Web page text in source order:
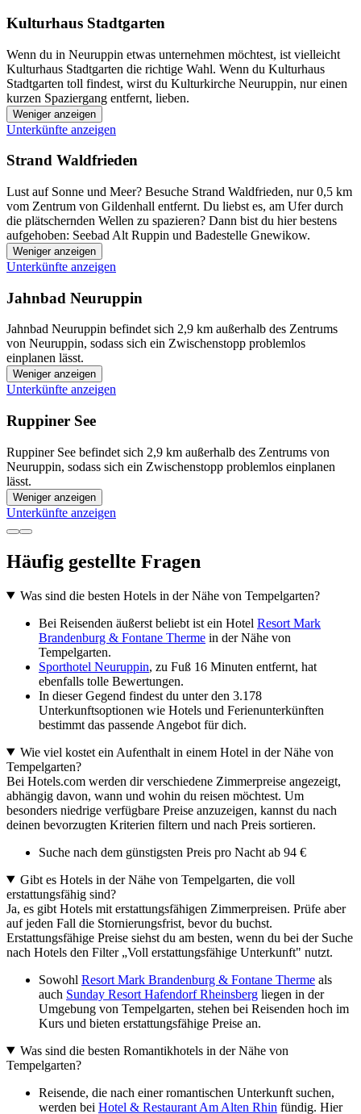
Kulturhaus Stadtgarten
Wenn du in Neuruppin etwas unternehmen möchtest, ist vielleicht
Kulturhaus Stadtgarten die richtige Wahl. Wenn du Kulturhaus
Stadtgarten toll findest, wirst du Kulturkirche Neuruppin, nur einen
kurzen Spaziergang entfernt, lieben.
Weniger anzeigen
Unterkünfte anzeigen
Strand Waldfrieden
Lust auf Sonne und Meer? Besuche Strand Waldfrieden, nur 0,5 km
vom Zentrum von Gildenhall entfernt. Du liebst es, am Ufer durch
die plätschernden Wellen zu spazieren? Dann bist du hier bestens
aufgehoben: Seebad Alt Ruppin und Badestelle Gnewikow.
Weniger anzeigen
Unterkünfte anzeigen
Jahnbad Neuruppin
Jahnbad Neuruppin befindet sich 2,9 km außerhalb des Zentrums
von Neuruppin, sodass sich ein Zwischenstopp problemlos
einplanen lässt.
Weniger anzeigen
Unterkünfte anzeigen
Ruppiner See
Ruppiner See befindet sich 2,9 km außerhalb des Zentrums von
Neuruppin, sodass sich ein Zwischenstopp problemlos einplanen
lässt.
Weniger anzeigen
Unterkünfte anzeigen
Häufig gestellte Fragen
Was sind die besten Hotels in der Nähe von Tempelgarten?
Bei Reisenden äußerst beliebt ist ein Hotel Resort Mark
Brandenburg & Fontane Therme in der Nähe von
Tempelgarten.
Sporthotel Neuruppin, zu Fuß 16 Minuten entfernt, hat
ebenfalls tolle Bewertungen.
In dieser Gegend findest du unter den 3.178
Unterkunftsoptionen wie Hotels und Ferienunterkünften
bestimmt das passende Angebot für dich.
Wie viel kostet ein Aufenthalt in einem Hotel in der Nähe von
Tempelgarten?
Bei Hotels.com werden dir verschiedene Zimmerpreise angezeigt,
abhängig davon, wann und wohin du reisen möchtest. Um
besonders niedrige verfügbare Preise anzuzeigen, kannst du nach
deinen bevorzugten Kriterien filtern und nach Preis sortieren.
Suche nach dem günstigsten Preis pro Nacht ab 94 €
Gibt es Hotels in der Nähe von Tempelgarten, die voll
erstattungsfähig sind?
Ja, es gibt Hotels mit erstattungsfähigen Zimmerpreisen. Prüfe aber
auf jeden Fall die Stornierungsfrist, bevor du buchst.
Erstattungsfähige Preise siehst du am besten, wenn du bei der Suche
nach Hotels den Filter „Voll erstattungsfähige Unterkunft" nutzt.
Sowohl Resort Mark Brandenburg & Fontane Therme als
auch Sunday Resort Hafendorf Rheinsberg liegen in der
Umgebung von Tempelgarten, stehen bei Reisenden hoch im
Kurs und bieten erstattungsfähige Preise an.
Was sind die besten Romantikhotels in der Nähe von
Tempelgarten?
Reisende, die nach einer romantischen Unterkunft suchen,
werden bei Hotel & Restaurant Am Alten Rhin fündig. Hier